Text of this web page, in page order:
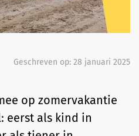
Geschreven op: 28 januari 2025
op zomervakantie
eerst als kind in